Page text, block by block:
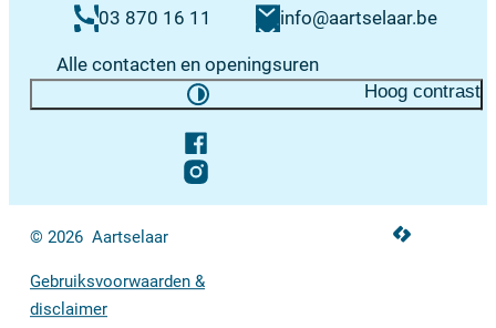
03 870 16 11
E-mail info@aartselaar.be
Alle contacten en openingsuren
Hoog contrast
© 2026 Aartselaar
Gebruiksvoorwaarden &
disclaimer